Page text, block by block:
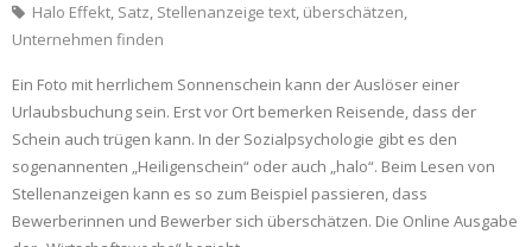
Halo Effekt, Satz, Stellenanzeige text, überschätzen,
Unternehmen finden
Ein Foto mit herrlichem Sonnenschein kann der Auslöser einer
Urlaubsbuchung sein. Erst vor Ort bemerken Reisende, dass der
Schein auch trügen kann. In der Sozialpsychologie gibt es den
sogenannenten „Heiligenschein“ oder auch „halo“. Beim Lesen von
Stellenanzeigen kann es so zum Beispiel passieren, dass
Bewerberinnen und Bewerber sich überschätzen. Die Online Ausgabe